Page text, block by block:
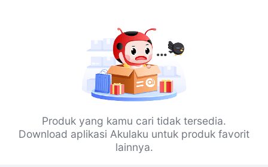
Produk yang kamu cari tidak tersedia.
Download aplikasi Akulaku untuk produk favorit
lainnya.